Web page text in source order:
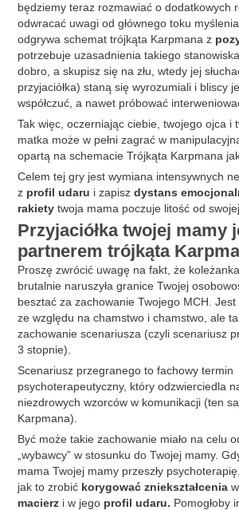
będziemy teraz rozmawiać o dodatkowych
odwracać uwagi od głównego toku
odgrywa schemat trójkąta Karpmana z
potrzebuje uzasadnienia takiego
dobro, a skupisz się na złu, wtedy jej
przyjaciółka) staną się wyrozumiali i bliscy
współczuć, a nawet próbować
Tak więc, oczerniając ciebie, twojego ojca i
matka może w pełni zagrać w
opartą na schemacie Trójkąta Karpmana
Celem tej gry jest wymiana intensywnych
z profil udaru i zapisz dystans
rakiety twoja mama poczuje litość od
Przyjaciółka twojej mamy
partnerem trójkąta
Proszę zwrócić uwagę na fakt, że
brutalnie naruszyła granice Twojej
besztać za zachowanie Twojego MCH.
ze względu na chamstwo i chamstwo, ale
zachowanie scenariusza (czyli scenariusz
3 stopnie).
Scenariusz przegranego to fachowy termin
psychoterapeutyczny, który odzwierciedla
niezdrowych wzorców w komunikacji (ten
Karpmana).
Być może takie zachowanie miało na celu
„wybawcy” w stosunku do Twojej mamy.
mama Twojej mamy przeszły
jak to zrobić korygować zniekształcenia
macierz i w jego profil udaru. Pomogłoby